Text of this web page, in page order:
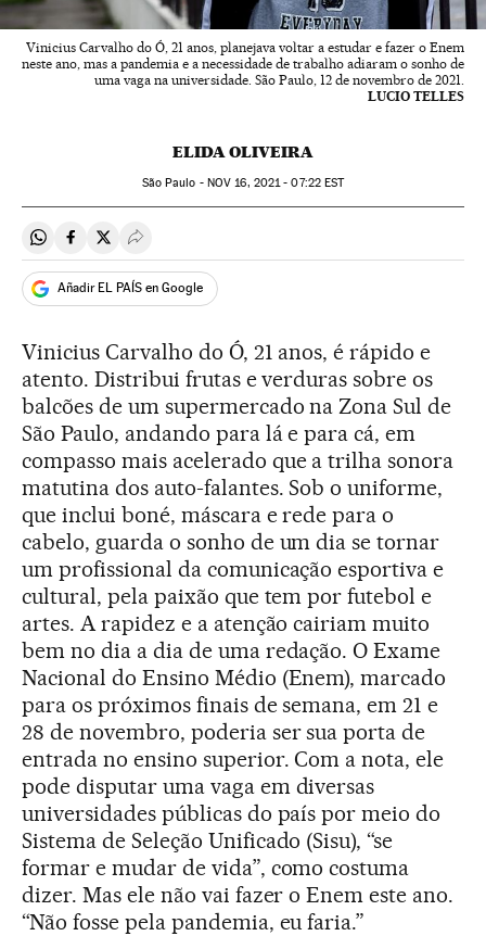
Vinicius Carvalho do Ó, 21 anos, planejava voltar a estudar e fazer o Enem
neste ano, mas a pandemia e a necessidade de trabalho adiaram o sonho de
uma vaga na universidade. São Paulo, 12 de novembro de 2021.
LUCIO TELLES
ELIDA OLIVEIRA
São Paulo - NOV 16, 2021 - 07:22EST
Compartir en Whatsapp
Compartir en Facebook
Compartir en Twitter
Desplegar Redes Sociales
Añadir EL PAÍS en Google
Vinicius Carvalho do Ó, 21 anos, é rápido e
atento. Distribui frutas e verduras sobre os
balcões de um supermercado na Zona Sul de
São Paulo, andando para lá e para cá, em
compasso mais acelerado que a trilha sonora
matutina dos auto-falantes. Sob o uniforme,
que inclui boné, máscara e rede para o
cabelo, guarda o sonho de um dia se tornar
um profissional da comunicação esportiva e
cultural, pela paixão que tem por futebol e
artes. A rapidez e a atenção cairiam muito
bem no dia a dia de uma redação. O Exame
Nacional do Ensino Médio (Enem), marcado
para os próximos finais de semana, em 21 e
28 de novembro, poderia ser sua porta de
entrada no ensino superior. Com a nota, ele
pode disputar uma vaga em diversas
universidades públicas do país por meio do
Sistema de Seleção Unificado (Sisu), “se
formar e mudar de vida”, como costuma
dizer. Mas ele não vai fazer o Enem este ano.
“Não fosse pela pandemia, eu faria.”